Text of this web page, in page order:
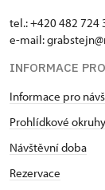
tel.: +420 482 724
e-mail:
INFORMACE
Informace pro
Prohlídkové okruhy
Návštěvní doba
Rezervace